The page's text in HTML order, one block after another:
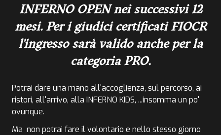
INFERNO OPEN nei successivi 12
mesi. Per i giudici certificati FIOCR
l'ingresso sarà valido anche per la
categoria PRO.
Potrai dare una mano all'accoglienza, sul percorso, ai
ristori, all'arrivo, alla INFERNO KIDS, ...insomma un po'
ovunque.
Ma non potrai fare il volontario e nello stesso giorno